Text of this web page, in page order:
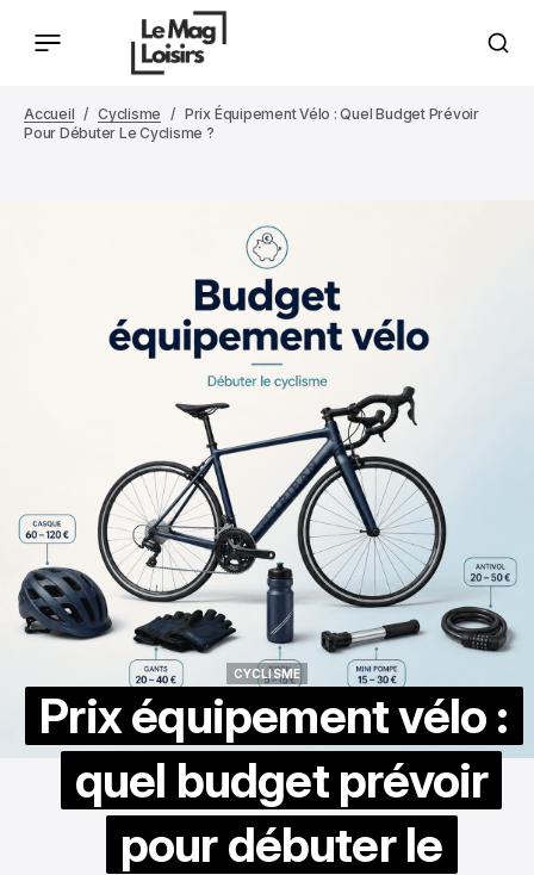
Accueil Cyclisme
Prix Équipement Vélo : Quel Budget Prévoir
Pour Débuter Le Cyclisme ?
CYCLISME
Prix équipement vélo :
quel budget prévoir
pour débuter le